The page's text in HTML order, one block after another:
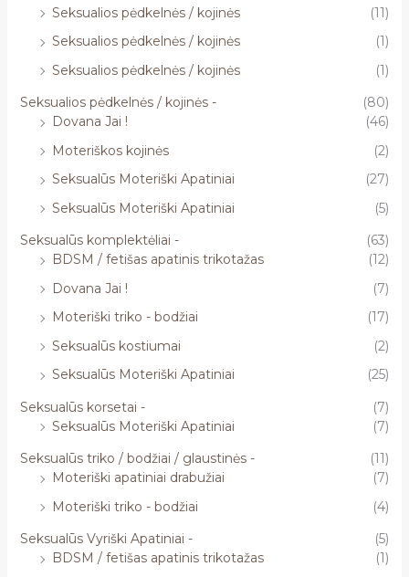
Seksualios pėdkelnės / kojinės
(11)
Seksualios pėdkelnės / kojinės
(1)
Seksualios pėdkelnės / kojinės
(1)
Seksualios pėdkelnės / kojinės -
(80)
Dovana Jai !
(46)
Moteriškos kojinės
(2)
Seksualūs Moteriški Apatiniai
(27)
Seksualūs Moteriški Apatiniai
(5)
Seksualūs komplektėliai -
(63)
BDSM / fetišas apatinis trikotažas
(12)
Dovana Jai !
(7)
Moteriški triko - bodžiai
(17)
Seksualūs kostiumai
(2)
Seksualūs Moteriški Apatiniai
(25)
Seksualūs korsetai -
(7)
Seksualūs Moteriški Apatiniai
(7)
Seksualūs triko / bodžiai / glaustinės -
(11)
Moteriški apatiniai drabužiai
(7)
Moteriški triko - bodžiai
(4)
Seksualūs Vyriški Apatiniai -
(5)
BDSM / fetišas apatinis trikotažas
(1)